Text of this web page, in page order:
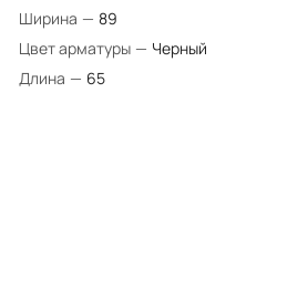
Ширина — 89
Цвет арматуры — Черный
Длина — 65